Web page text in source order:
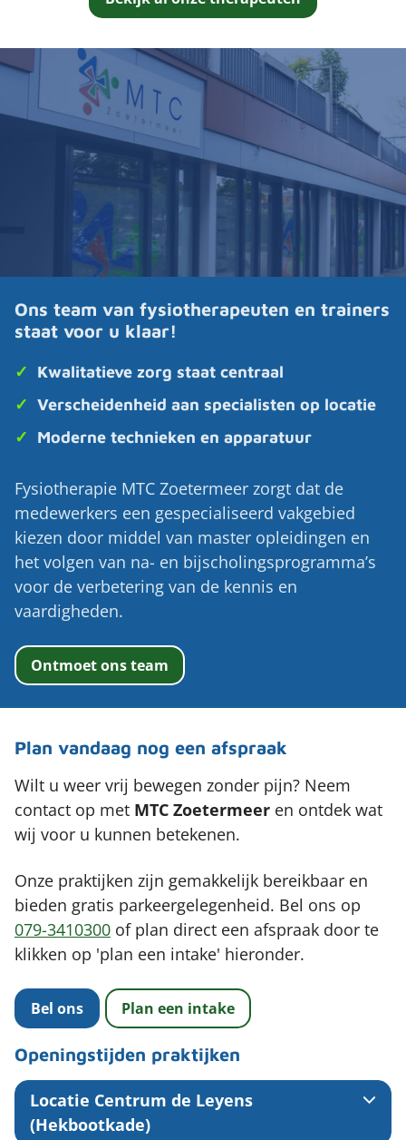
Ons team van fysiotherapeuten en trainers
staat voor u klaar!
✓ Kwalitatieve zorg staat centraal
✓ Verscheidenheid aan specialisten op locatie
✓ Moderne technieken en apparatuur
Fysiotherapie MTC Zoetermeer zorgt dat de
medewerkers een gespecialiseerd vakgebied
kiezen door middel van master opleidingen en
het volgen van na- en bijscholingsprogramma’s
voor de verbetering van de kennis en
vaardigheden.
Ontmoet ons team
Plan vandaag nog een afspraak
Wilt u weer vrij bewegen zonder pijn? Neem
contact op met MTC Zoetermeer en ontdek wat
wij voor u kunnen betekenen.
Onze praktijken zijn gemakkelijk bereikbaar en
bieden gratis parkeergelegenheid. Bel ons op
079-3410300 of plan direct een afspraak door te
klikken op 'plan een intake' hieronder.
Bel ons Plan een intake
Openingstijden praktijken
Locatie Centrum de Leyens
(Hekbootkade)